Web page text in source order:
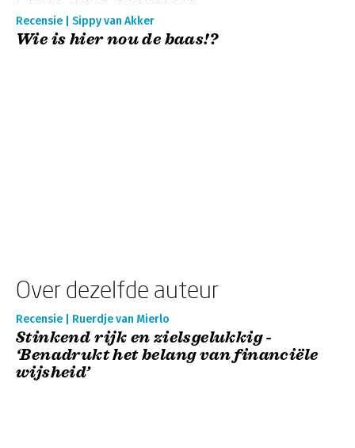
Recensie | Sippy van Akker
Wie is hier nou de baas!?
Over dezelfde auteur
Recensie | Ruerdje van Mierlo
Stinkend rijk en zielsgelukkig -
‘Benadrukt het belang van financiële
wijsheid’